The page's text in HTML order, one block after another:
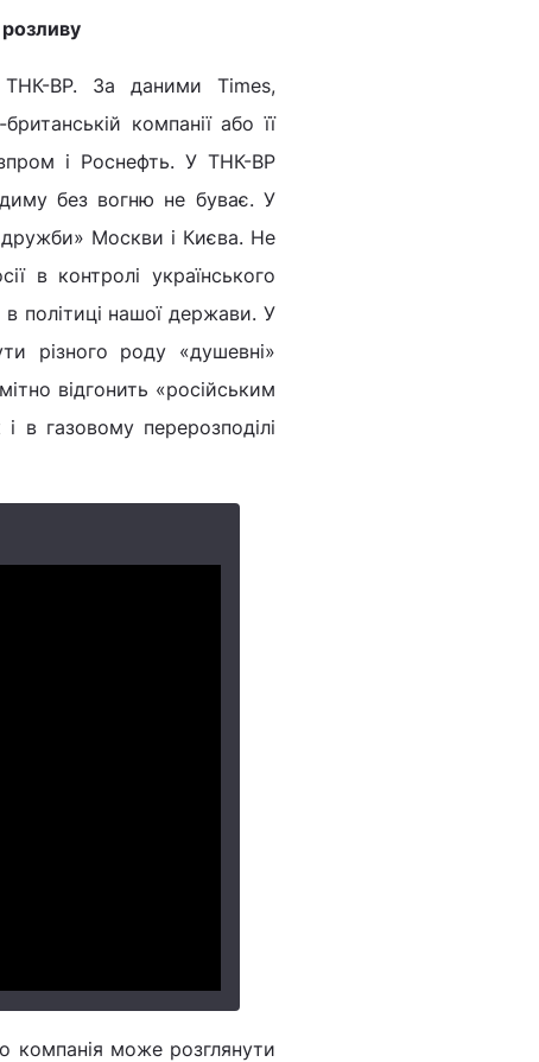
BP. За даними Times,
компанії або її
і Роснефть. У ТНК-ВР
без вогню не буває. У
дружби» Москви і Києва. Не
в контролі українського
політиці нашої держави. У
різного роду «душевні»
відгонить «російським
в газовому перерозподілі
компанія може розглянути